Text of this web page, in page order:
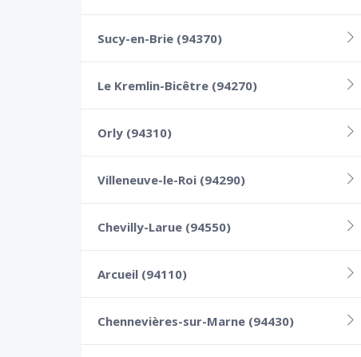
Sucy-en-Brie (94370)
Le Kremlin-Bicêtre (94270)
Orly (94310)
Villeneuve-le-Roi (94290)
Chevilly-Larue (94550)
Arcueil (94110)
Chennevières-sur-Marne (94430)